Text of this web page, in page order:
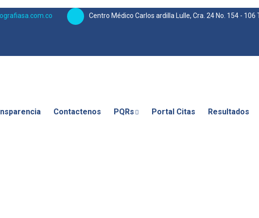
Centro Médico Carlos ardilla Lulle, Cra. 24 No. 154 -
Contactenos PQRs Portal Citas Resultados